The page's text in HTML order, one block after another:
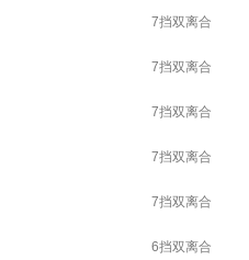
7挡双离合
7挡双离合
7挡双离合
7挡双离合
7挡双离合
6挡双离合